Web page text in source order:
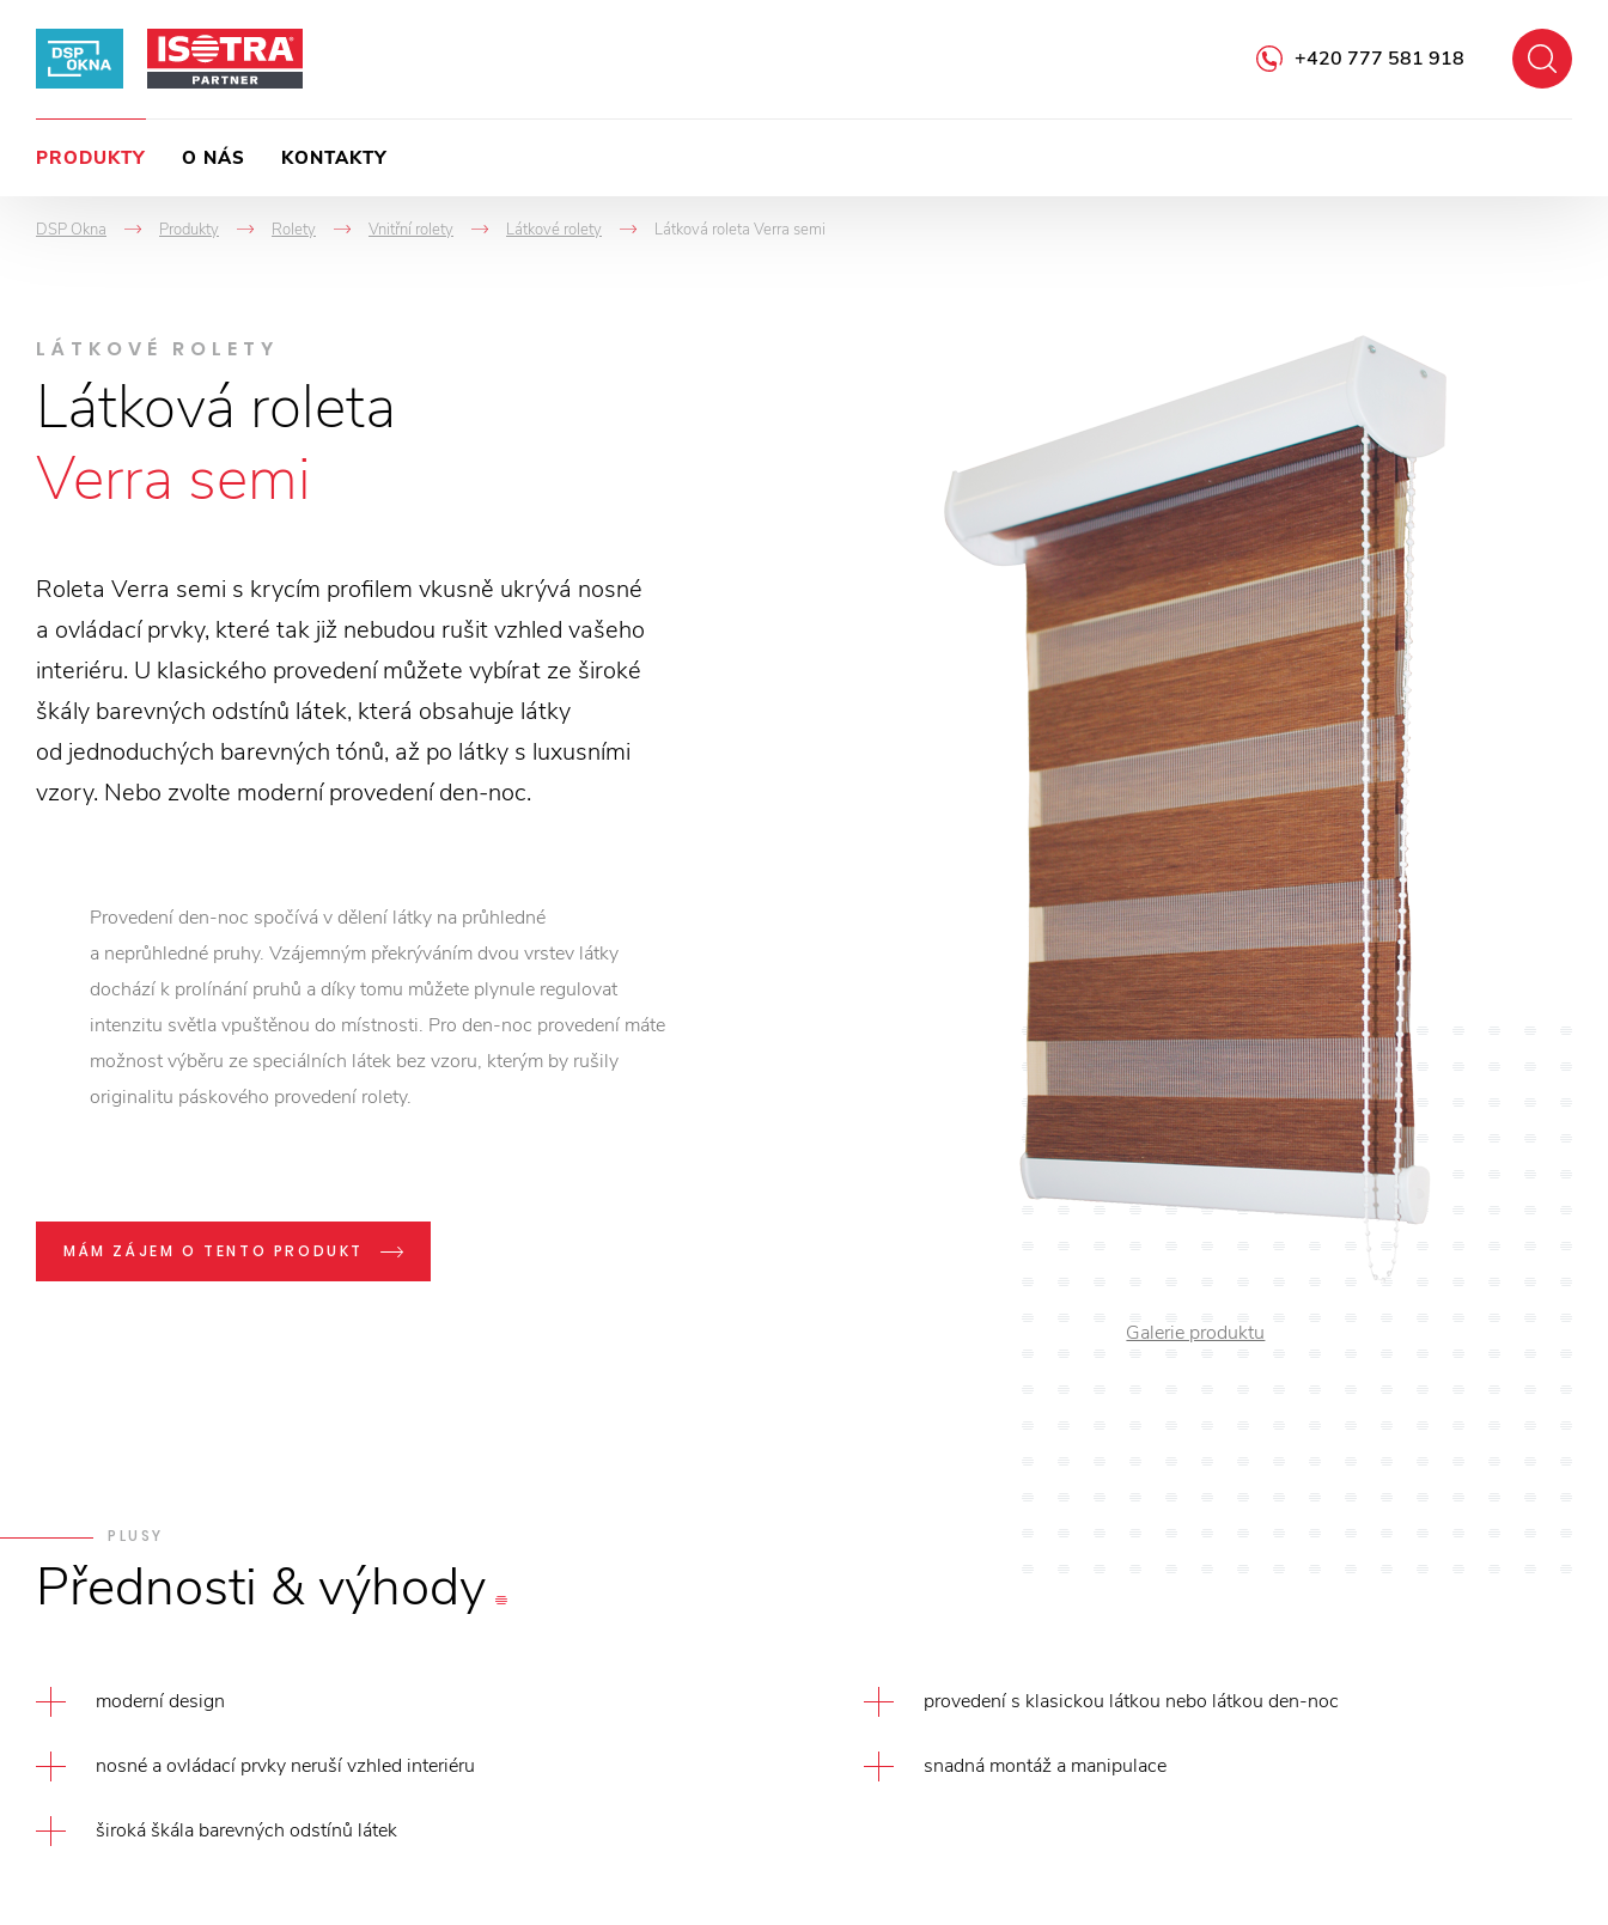
+420 777 581 918
PRODUKTY O NÁS KONTAKTY
DSP Okna
->
Produkty
->
Rolety
->
Vnitřní rolety
->
Látkové rolety Látková roleta Verra semi
LÁTKOVÉ ROLETY
Látková roleta
Verra semi
Galerie produktu
Roleta Verra semi s krycím profilem vkusně ukrývá nosné
a ovládací prvky, které tak již nebudou rušit vzhled vašeho
interiéru. U klasického provedení můžete vybírat ze široké
škály barevných odstínů látek, která obsahuje látky
od jednoduchých barevných tónů, až po látky s luxusními
vzory. Nebo zvolte moderní provedení den-noc.
Provedení den-noc spočívá v dělení látky na průhledné
a neprůhledné pruhy. Vzájemným překrýváním dvou vrstev látky
dochází k prolínání pruhů a díky tomu můžete plynule regulovat
intenzitu světla vpuštěnou do místnosti. Pro den-noc provedení máte
možnost výběru ze speciálních látek bez vzoru, kterým by rušily
originalitu páskového provedení rolety.
MÁM ZÁJEM O TENTO PRODUKT
PLUSY
Přednosti &výhody
moderní design
nosné a ovládací prvky neruší vzhled interiéru
široká škála barevných odstínů látek
provedení s klasickou látkou nebo látkou den-noc
snadná montáž a manipulace